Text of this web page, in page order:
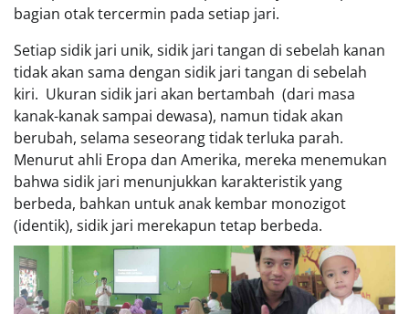
bagian otak tercermin pada setiap jari.
Setiap sidik jari unik, sidik jari tangan di sebelah kanan
tidak akan sama dengan sidik jari tangan di sebelah
kiri. Ukuran sidik jari akan bertambah (dari masa
kanak-kanak sampai dewasa), namun tidak akan
berubah, selama seseorang tidak terluka parah.
Menurut ahli Eropa dan Amerika, mereka menemukan
bahwa sidik jari menunjukkan karakteristik yang
berbeda, bahkan untuk anak kembar monozigot
(identik), sidik jari merekapun tetap berbeda.